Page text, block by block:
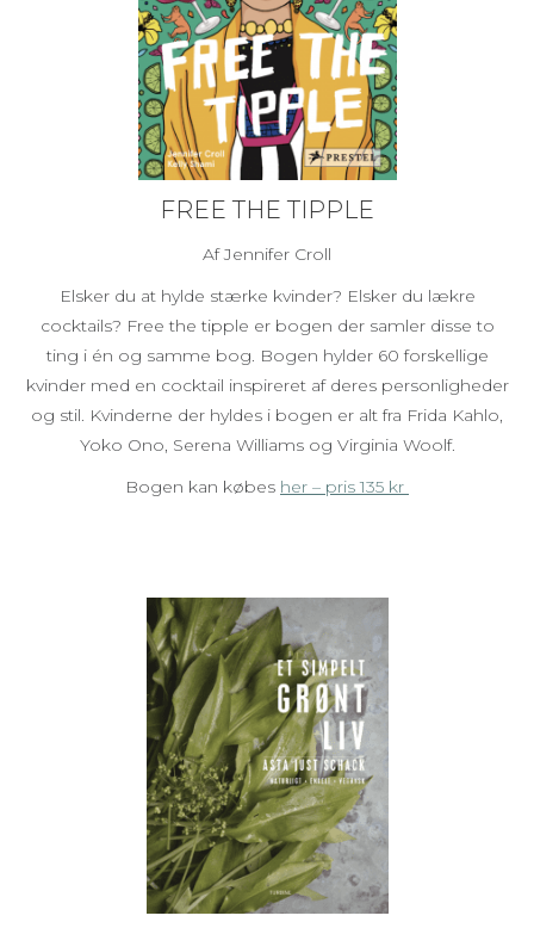
FREE THE TIPPLE
Af Jennifer Croll
Elsker du at hylde stærke kvinder? Elsker du lækre
cocktails? Free the tipple er bogen der samler disse to
ting i én og samme bog. Bogen hylder 60 forskellige
kvinder med en cocktail inspireret af deres personligheder
og stil. Kvinderne der hyldes i bogen er alt fra Frida Kahlo,
Yoko Ono, Serena Williams og Virginia Woolf.
Bogen kan købes her – pris 135 kr